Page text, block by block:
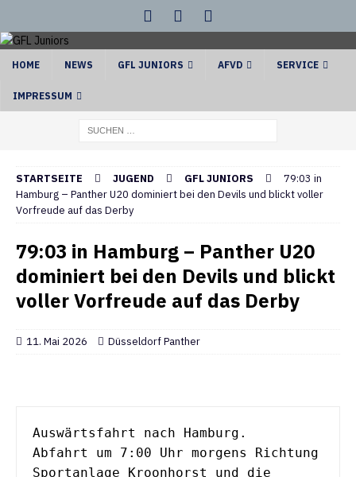
HOME NEWS GFL JUNIORS AFVD SERVICE
IMPRESSUM
STARTSEITE JUGEND GFL JUNIORS
79:03 in
Hamburg – Panther U20 dominiert bei den Devils und blickt voller
Vorfreude auf das Derby
79:03 in Hamburg – Panther U20
dominiert bei den Devils und blickt
voller Vorfreude auf das Derby
11. Mai 2026 Düsseldorf Panther
Auswärtsfahrt nach Hamburg.
Abfahrt um 7:00 Uhr morgens Richtung
Sportanlage Kroonhorst und die